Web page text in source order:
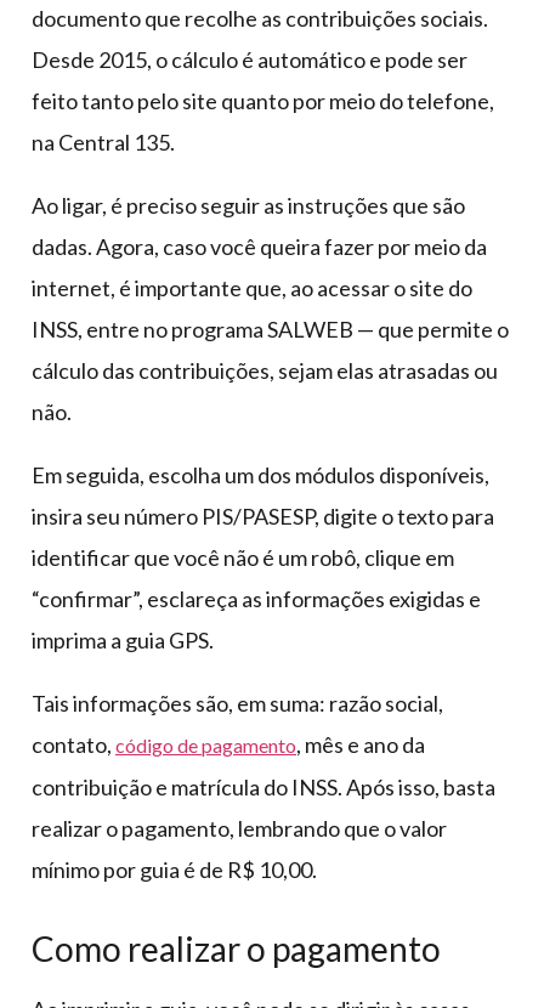
documento que recolhe as contribuições sociais.
Desde 2015, o cálculo é automático e pode ser
feito tanto pelo site quanto por meio do telefone,
na Central 135.
Ao ligar, é preciso seguir as instruções que são
dadas. Agora, caso você queira fazer por meio da
internet, é importante que, ao acessar o site do
INSS, entre no programa SALWEB — que permite o
cálculo das contribuições, sejam elas atrasadas ou
não.
Em seguida, escolha um dos módulos disponíveis,
insira seu número PIS/PASESP, digite o texto para
identificar que você não é um robô, clique em
“confirmar”, esclareça as informações exigidas e
imprima a guia GPS.
Tais informações são, em suma: razão social,
contato, código de pagamento, mês e ano da
contribuição e matrícula do INSS. Após isso, basta
realizar o pagamento, lembrando que o valor
mínimo por guia é de R$ 10,00.
Como realizar o pagamento